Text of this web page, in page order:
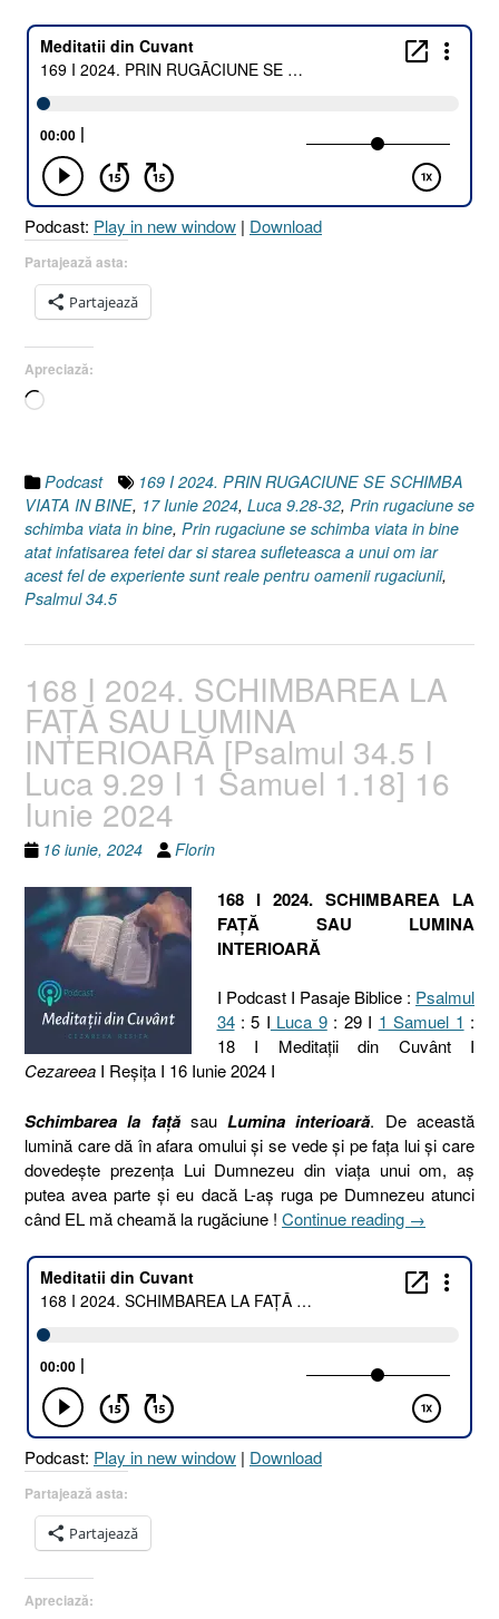
2024.
PRIN
VIAȚA
ÎN
BINE
Podcast: Play in new window | Download
Partajează asta:
Partajează
Apreciază:
Încarc...
Podcast
169 I 2024. PRIN RUGACIUNE SE SCHIMBA
VIATA IN BINE, 17 Iunie 2024, Luca 9.28-32, Prin rugaciune se
schimba viata in bine, Prin rugaciune se schimba viata in bine
atat infatisarea fetei dar si starea sufleteasca a unui om iar
acest fel de experiente sunt reale pentru oamenii rugaciunii,
Psalmul 34.5
168 I 2024. SCHIMBAREA LA
FAȚĂ SAU LUMINA
INTERIOARĂ [Psalmul 34.5 I
Luca 9.29 I 1 Samuel 1.18] 16
Iunie 2024
16 iunie, 2024 Florin
168 I 2024. SCHIMBAREA LA
FAȚĂ SAU LUMINA
INTERIOARĂ
I Podcast I Pasaje Biblice : Psalmul
34: 5 I Luca 9: 29 I 1 Samuel 1 :
18 I Meditaţii din Cuvânt I
Cezareea I Reşiţa I 16 Iunie 2024 I
Schimbarea la fațăsau Lumina interioară. De această
lumină care dă în afara omului și se vede și pe fața lui și care
dovedește prezența Lui Dumnezeu din viața unui om, aș
putea avea parte și eu dacă L-aș ruga pe Dumnezeu atunci
când EL mă cheamă la rugăciune ! Continue reading „168
2024.
LUMINA
[Psalmul
→
Podcast: Play in new window | Download
Partajează asta:
Partajează
Apreciază: